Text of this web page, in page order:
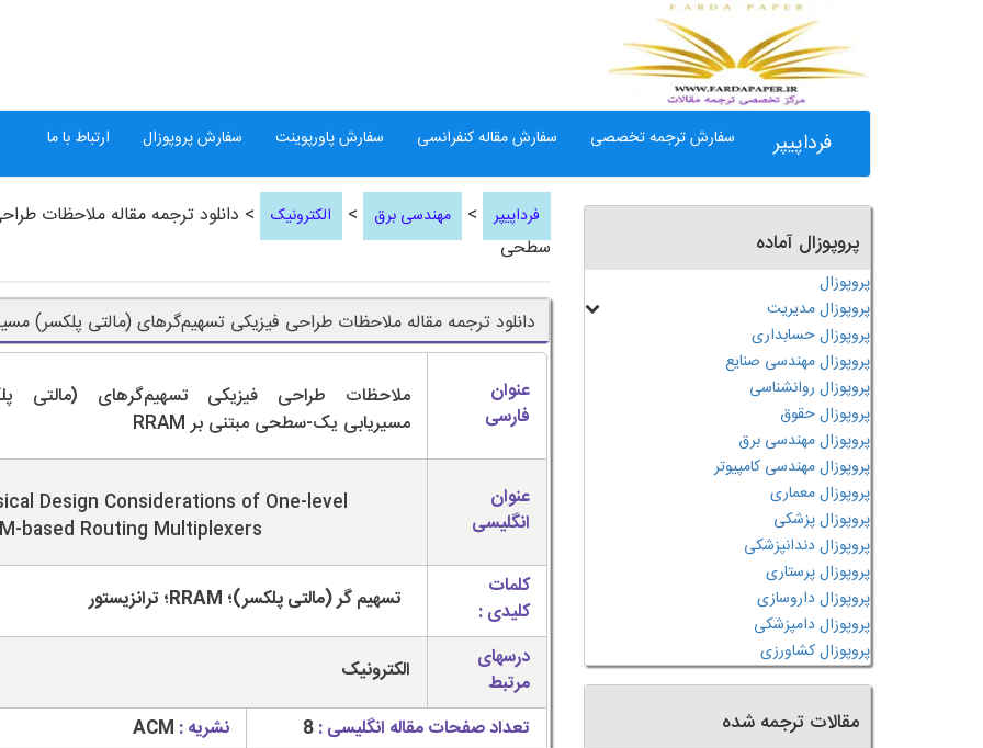
فرداپیپر سفارش ترجمه تخصصی سفارش مقاله کنفرانسی سفارش پاورپوینت سفارش پروپوزال ارتباط با ما
فرداپیپر > مهندسی برق > الکترونیک
> دانلود ترجمه مقاله ملاحظات
سطحی
دانلود ترجمه مقاله ملاحظات طراحی فیزیکی تسهیم‌گرهای (مالتی پلکسر)
عنوان
فارسی
ملاحظات طراحی فیزیکی تسهیم‌گرهای (مالتی
مسیریابی یک-سطحی مبتنی بر RRAM
عنوان
انگلیسی
Design Considerations of One-level
based Routing Multiplexers
کلمات
کلیدی :
تسهیم گر (مالتی پلکسر)؛ RRAM؛ ترانزیستور
درسهای
مرتبط
الکترونیک
تعداد صفحات مقاله انگلیسی :8 نشریه : ACM
پروپوزال آماده
پروپوزال
پروپوزال مدیریت
پروپوزال حسابداری
پروپوزال مهندسی صنایع
پروپوزال روانشناسی
پروپوزال حقوق
پروپوزال مهندسی برق
پروپوزال مهندسی کامپیوتر
پروپوزال معماری
پروپوزال پزشکی
پروپوزال دندانپزشکی
پروپوزال پرستاری
پروپوزال داروسازی
پروپوزال دامپزشکی
پروپوزال کشاورزی
مقالات ترجمه شده